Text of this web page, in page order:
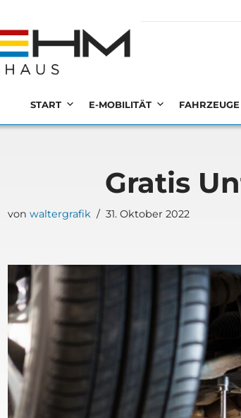
START E-MOBILITÄT FAHRZEUGE
Gra­tis
von waltergrafik 31. Oktober 2022